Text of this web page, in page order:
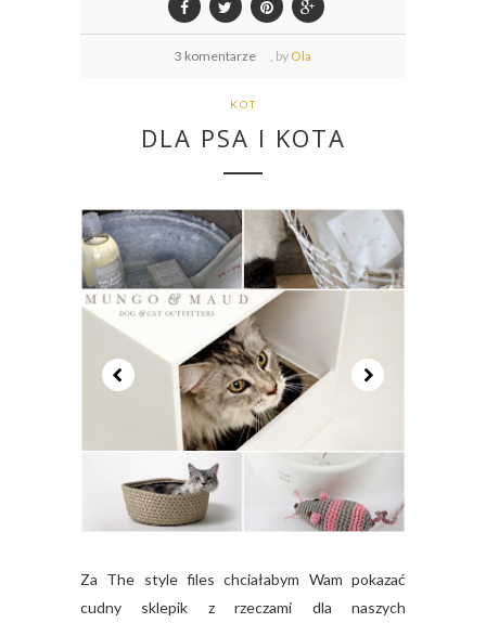
3 komentarze , by Ola
KOT
DLA PSA I KOTA
Za The style files chciałabym Wam pokazać
cudny sklepik z rzeczami dla naszych